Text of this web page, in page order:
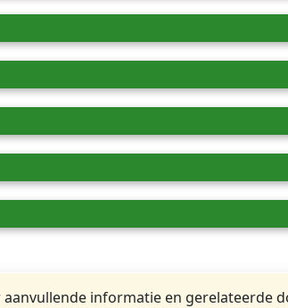
informatie en gerelateerde